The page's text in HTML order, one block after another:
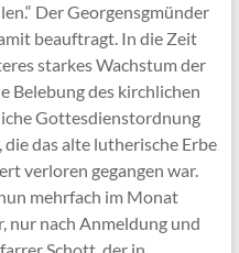
Der Georgensgmünder
beauftragt. In die Zeit
starkes Wachstum der
Belebung des kirchlichen
Gottesdienstordnung
das alte lutherische Erbe
verloren gegangen war.
mehrfach im Monat
nur nach Anmeldung und